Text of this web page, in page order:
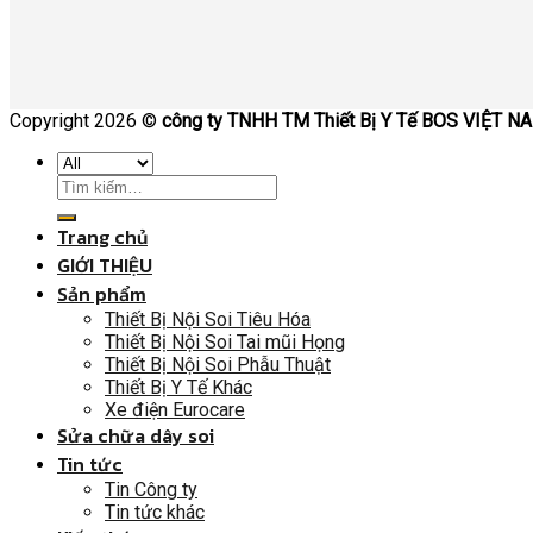
Copyright 2026 © công ty TNHH TM Thiết Bị Y Tế BOS VIỆT
Trang chủ
GIỚI THIỆU
Sản phẩm
Thiết Bị Nội Soi Tiêu Hóa
Thiết Bị Nội Soi Tai mũi Họng
Thiết Bị Nội Soi Phẫu Thuật
Thiết Bị Y Tế Khác
Xe điện Eurocare
Sửa chữa dây soi
Tin tức
Tin Công ty
Tin tức khác